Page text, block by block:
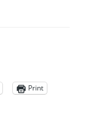
Print